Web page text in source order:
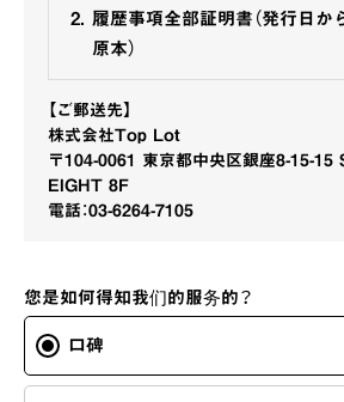
履歴事項全部証明書（発行日か
原本）
【ご郵送先】
株式会社Top Lot
〒104-0061 東京都中央区銀座8-15-
EIGHT 8F
電話：03-6264-7105
您是如何得知我们的服务的？
口碑